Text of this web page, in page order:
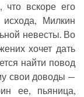
вскоре его
Милкин
невесты. Во
хочет дать
найти повод
свои доводы —
ее, пьяница,